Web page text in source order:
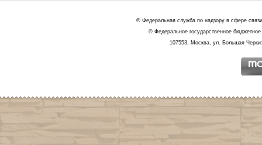
© Федеральная служба по надзору в сфере
© Федеральное государственное
107553, Москва, ул. Большая